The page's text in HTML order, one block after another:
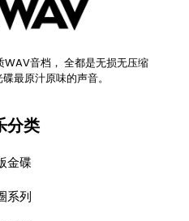
音档， 全都是无损无压缩
最原汁原味的声音。
分类
金碟
系列